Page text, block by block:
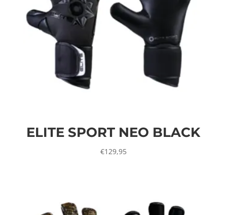
ELITE SPORT NEO BLACK
€129,95